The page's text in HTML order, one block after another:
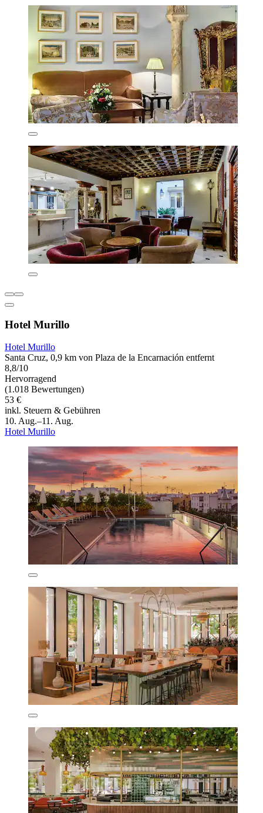
Hotel Murillo
Hotel Murillo
Santa Cruz, 0,9 km von Plaza de la Encarnación entfernt
8,8/10
Hervorragend
(1.018 Bewertungen)
53 €
inkl. Steuern & Gebühren
10. Aug.–11. Aug.
Hotel Murillo